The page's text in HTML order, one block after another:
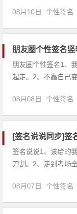
新的世界。4、如果
存在。5、两个人之
08月10日 个性签名
朋友圈个性签名
朋友圈个性签名1、
起走。2、不靠自己
们的爱太美。4、最
见陌路。5、每一分
08月08日 个性签名
[签名说说同步]签
签名说说1、该给的
刀割。2、走到考场
么踩，结果还是一样
想要赢一把的唯一办
08月07日 个性签名